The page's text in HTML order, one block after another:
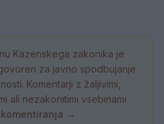
Kazenskega zakonika je
za javno spodbujanje
Komentarji z žaljivimi,
ali nezakonitimi vsebinami
→